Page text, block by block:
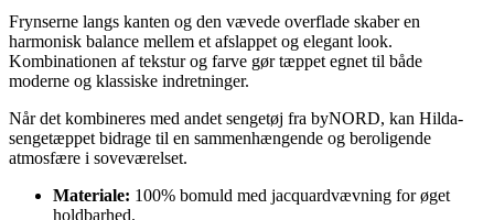
Frynserne langs kanten og den vævede overflade skaber en
harmonisk balance mellem et afslappet og elegant look.
Kombinationen af tekstur og farve gør tæppet egnet til både
moderne og klassiske indretninger.
Når det kombineres med andet sengetøj fra byNORD, kan Hilda-
sengetæppet bidrage til en sammenhængende og beroligende
atmosfære i soveværelset.
Materiale: 100% bomuld med jacquardvævning for øget
holdbarhed.